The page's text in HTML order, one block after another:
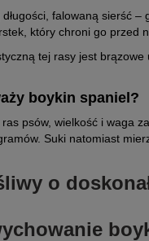
falowaną sierść
który chroni go przed
tej rasy jest
boykin spaniel?
psów, wielkość i waga
Suki natomiast
o
boykin spaniel
jeśli prowadzi on do